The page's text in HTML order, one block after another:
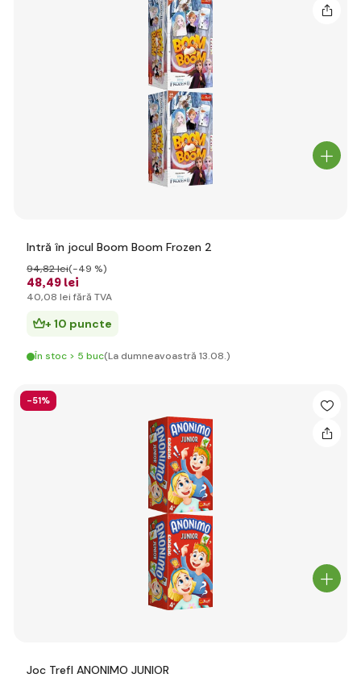
Intră în jocul Boom Boom Frozen 2
48,49 lei
94,82 lei(-49 %)
40,08 lei fără TVA
+ 10 puncte
În stoc > 5 buc(La dumneavoastră 13.08.)
-51%
Joc Trefl ANONIMO JUNIOR